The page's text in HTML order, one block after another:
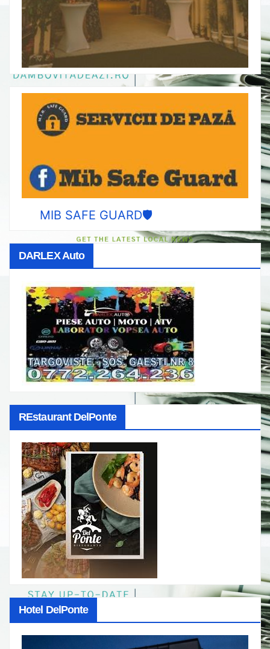
MIB SAFE GUARD🛡️
DARLEX Auto
REstaurant DelPonte
Hotel DelPonte